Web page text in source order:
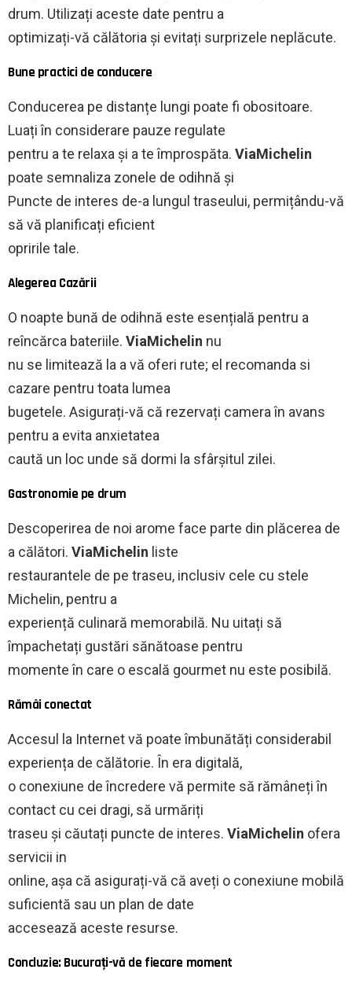
drum. Utilizați aceste date pentru a
optimizați-vă călătoria și evitați surprizele neplăcute.
Bune practici de conducere
Conducerea pe distanțe lungi poate fi obositoare.
Luați în considerare pauze regulate
pentru a te relaxa și a te împrospăta. ViaMichelin
poate semnaliza zonele de odihnă și
Puncte de interes de-a lungul traseului, permițându-vă
să vă planificați eficient
opririle tale.
Alegerea Cazării
O noapte bună de odihnă este esențială pentru a
reîncărca bateriile. ViaMichelin nu
nu se limitează la a vă oferi rute; el recomanda si
cazare pentru toata lumea
bugetele. Asigurați-vă că rezervați camera în avans
pentru a evita anxietatea
caută un loc unde să dormi la sfârșitul zilei.
Gastronomie pe drum
Descoperirea de noi arome face parte din plăcerea de
a călători. ViaMichelin liste
restaurantele de pe traseu, inclusiv cele cu stele
Michelin, pentru a
experiență culinară memorabilă. Nu uitați să
împachetați gustări sănătoase pentru
momente în care o escală gourmet nu este posibilă.
Rămâi conectat
Accesul la Internet vă poate îmbunătăți considerabil
experiența de călătorie. În era digitală,
o conexiune de încredere vă permite să rămâneți în
contact cu cei dragi, să urmăriți
traseu și căutați puncte de interes. ViaMichelin ofera
servicii in
online, așa că asigurați-vă că aveți o conexiune mobilă
suficientă sau un plan de date
accesează aceste resurse.
Concluzie: Bucurați-vă de fiecare moment